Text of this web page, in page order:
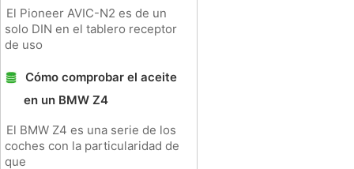
El Pioneer AVIC-N2 es de un
solo DIN en el tablero receptor
de uso
Cómo comprobar el aceite
en un BMW Z4
El BMW Z4 es una serie de los
coches con la particularidad de
que